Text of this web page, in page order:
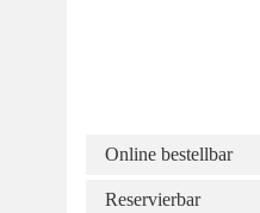
Online bestellbar
Reservierbar